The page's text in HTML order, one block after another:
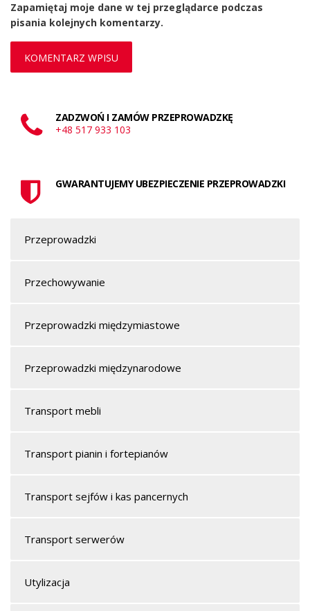
Zapamiętaj moje dane w tej przeglądarce podczas
pisania kolejnych komentarzy.
ZADZWOŃ I ZAMÓW PRZEPROWADZKĘ
+48 517 933 103
GWARANTUJEMY UBEZPIECZENIE PRZEPROWADZKI
Przeprowadzki
Przechowywanie
Przeprowadzki międzymiastowe
Przeprowadzki międzynarodowe
Transport mebli
Transport pianin i fortepianów
Transport sejfów i kas pancernych
Transport serwerów
Utylizacja